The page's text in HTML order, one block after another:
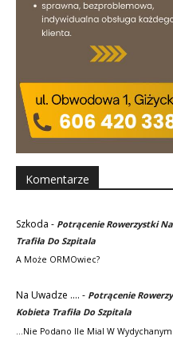
Komentarze
Szkoda - Potrącenie Rowerzystki
Trafiła Do Szpitala
A Może ORMOwiec?
Na Uwadze .... - Potrącenie
Kobieta Trafiła Do Szpitala
...nie Podano Ile Mial W